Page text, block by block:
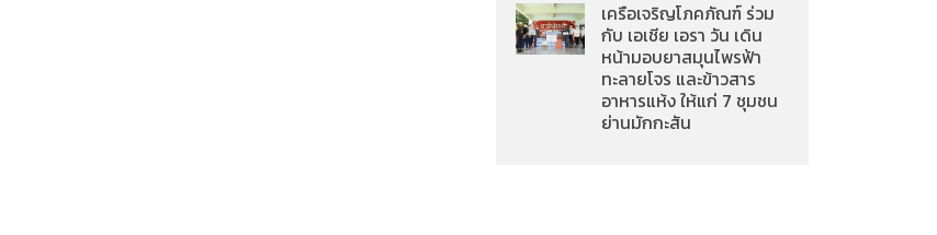
เครือเจริญโภคภัณฑ์ ร่วม
กับ เอเชีย เอรา วัน เดิน
หน้ามอบยาสมุนไพรฟ้า
ทะลายโจร และข้าวสาร
อาหารแห้ง ให้แก่ 7 ชุมชน
ย่านมักกะสัน